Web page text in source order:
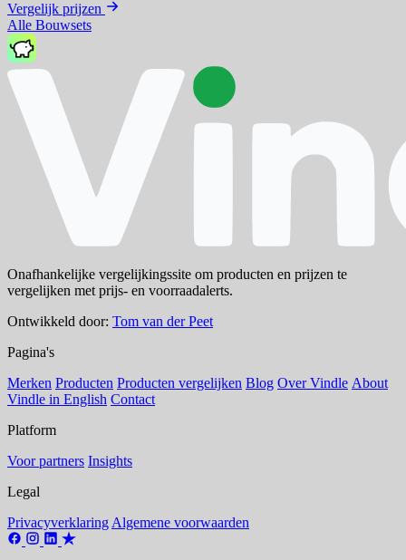
Vergelijk prijzen
Alle Bouwsets
Onafhankelijke vergelijkingssite om producten en prijzen te
vergelijken met prijs- en voorraadalerts.
Ontwikkeld door: Tom van der Peet
Pagina's
Merken Producten Producten vergelijken Blog Over Vindle About
Vindle in English Contact
Platform
Voor partners Insights
Legal
Privacyverklaring Algemene voorwaarden